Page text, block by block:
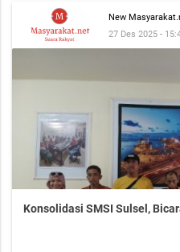
New
27 Des 2025 -
Konsolidasi SMSI Sulsel,